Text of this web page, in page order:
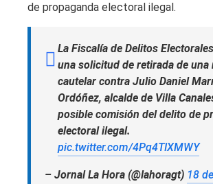
de propaganda electoral ilegal.
La Fiscalía de Delitos
una solicitud de retirada de una
cautelar contra Julio Daniel
Ordóñez, alcalde de Villa
posible comisión del delito de
electoral ilegal.
pic.twitter.com/4Pq4TIXMWY
– Jornal La Hora (@lahoragt) 18